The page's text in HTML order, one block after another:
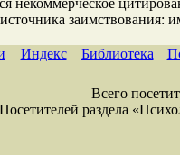
некоммерческое
заимствования:
Индекс Библиотека
Всего
Посетителей раздела